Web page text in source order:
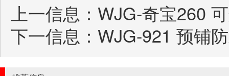
上一信息： WJG-奇宝260
下一信息： WJG-921 预铺